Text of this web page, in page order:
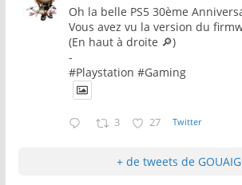
Oh la belle PS5 30ème
Vous avez vu la version du
(En haut à droite 🔎)
-
#Playstation #Gaming
3 27 Twitter
+ de tweets de GOUAIG